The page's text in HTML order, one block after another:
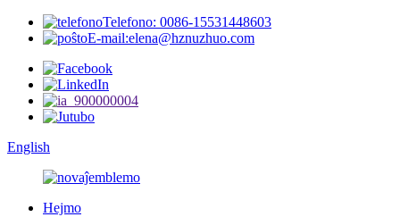
Telefono: 0086-15531448603
E-mail:elena@hznuzhuo.com
English
Hejmo